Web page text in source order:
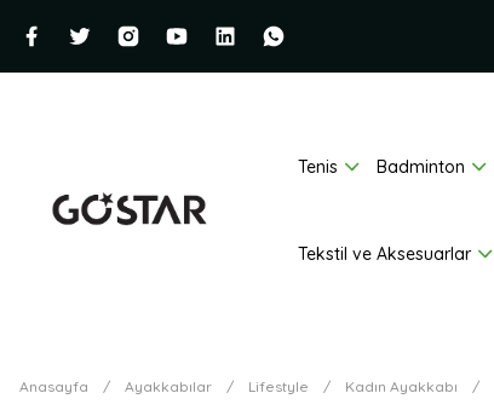
Tenis Badminton
Tekstil ve Aksesuarlar
Anasayfa Ayakkabılar Lifestyle Kadın Ayakkabı